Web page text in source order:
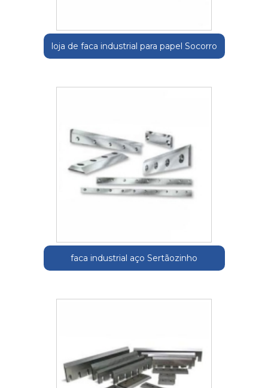
loja de faca industrial para papel Socorro
faca industrial aço Sertãozinho